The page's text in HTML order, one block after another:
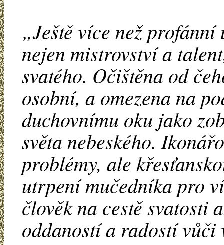
„Ještě více než
nejen mistrovství a
svatého. Očištěna od
osobní, a omezena na
duchovnímu oku jako
světa nebeského.
problémy, ale
utrpení mučedníka pro
člověk na cestě svatosti
oddaností a radostí